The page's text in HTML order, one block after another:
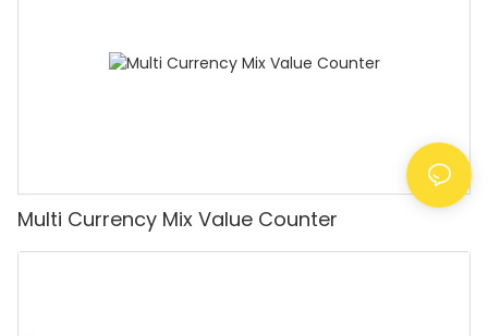
Multi Currency Mix Value Counter